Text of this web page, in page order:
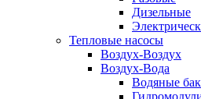
Дизельные
Тепловые насосы
Воздух-Воздух
Воздух-Вода
Водяные